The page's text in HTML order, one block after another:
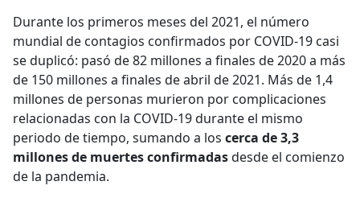
Durante los primeros meses del 2021, el número
mundial de contagios confirmados por COVID-19 casi
se duplicó: pasó de 82 millones a finales de 2020 a más
de 150 millones a finales de abril de 2021. Más de 1,4
millones de personas murieron por complicaciones
relacionadas con la COVID-19 durante el mismo
periodo de tiempo, sumando a los cerca de 3,3
millones de muertes confirmadasdesde el comienzo
de la pandemia.